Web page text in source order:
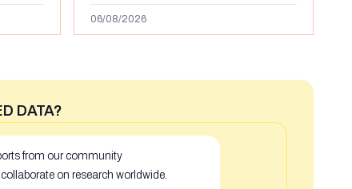
más de 450km de Ceuta y el autor lo
06/08/2026
DATA?
from our community
on research worldwide.